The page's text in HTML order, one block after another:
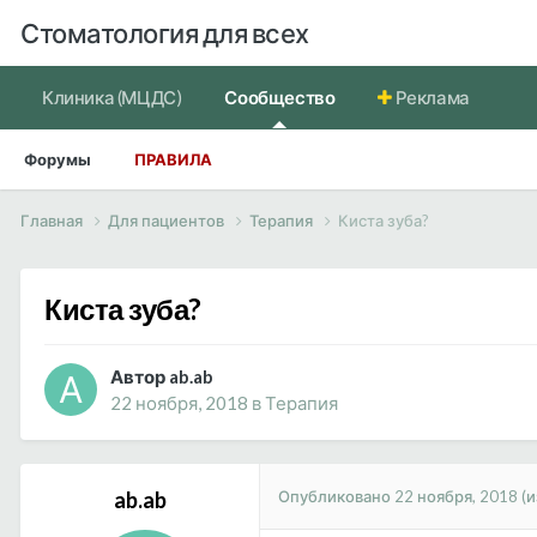
Стоматология для всех
Клиника (МЦДС) Сообщество
Форумы ПРАВИЛА
Реклама
Главная Для пациентов Терапия Киста зуба?
Киста зуба?
Автор ab.ab
22 ноября, 2018 вТерапия
ab.ab Опубликовано 22 ноября, 2018